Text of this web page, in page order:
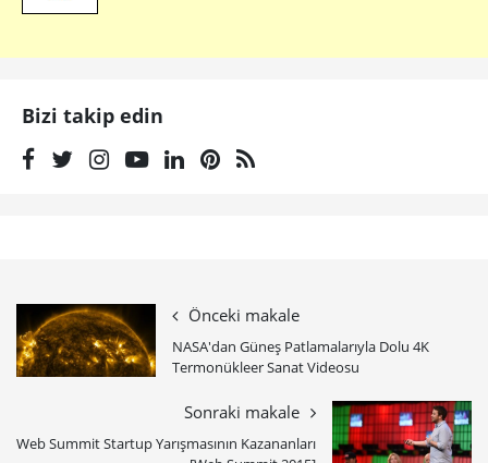
Bizi takip edin
Önceki makale
NASA'dan Güneş Patlamalarıyla Dolu 4K
Termonükleer Sanat Videosu
Sonraki makale
Web Summit Startup Yarışmasının Kazananları